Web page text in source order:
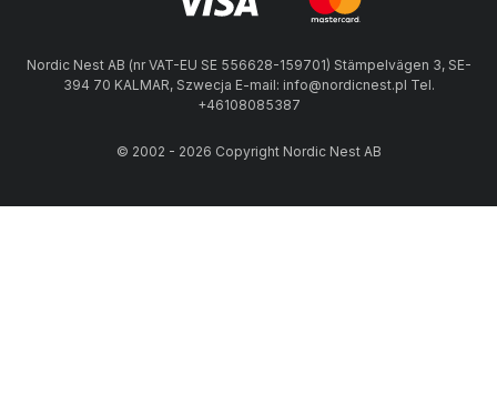
Nordic Nest AB (nr VAT-EU SE 556628-159701) Stämpelvägen 3, SE-
394 70 KALMAR, Szwecja E-mail: info@nordicnest.pl Tel.
+46108085387
© 2002 - 2026 Copyright Nordic Nest AB